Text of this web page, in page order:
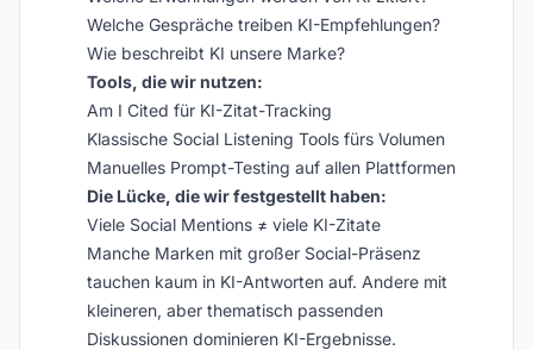
Welche Gespräche treiben KI-Empfehlungen?
Wie beschreibt KI unsere Marke?
Tools, die wir nutzen:
Am I Cited für KI-Zitat-Tracking
Klassische Social Listening Tools fürs Volumen
Manuelles Prompt-Testing auf allen Plattformen
Die Lücke, die wir festgestellt haben:
Viele Social Mentions ≠ viele KI-Zitate
Manche Marken mit großer Social-Präsenz
tauchen kaum in KI-Antworten auf. Andere mit
kleineren, aber thematisch passenden
Diskussionen dominieren KI-Ergebnisse.